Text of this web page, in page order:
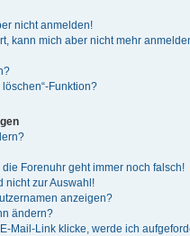
nicht anmelden!
kann mich aber nicht mehr
Funktion?
Forenuhr geht immer noch falsch!
nicht zur Auswahl!
anzeigen?
ändern?
Mail-Link klicke, werde ich